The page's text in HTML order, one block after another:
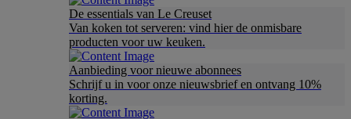
De essentials van Le Creuset
Van koken tot serveren: vind hier de onmisbare
producten voor uw keuken.
Aanbieding voor nieuwe abonnees
Schrijf u in voor onze nieuwsbrief en ontvang 10%
korting.